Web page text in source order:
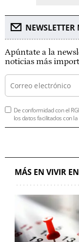
Apúntate a la
noticias más
De conformidad con el
los datos facilitados con
MÁS EN VIVIR